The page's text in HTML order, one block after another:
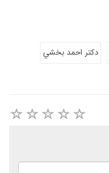
دكتر احمد بخشي